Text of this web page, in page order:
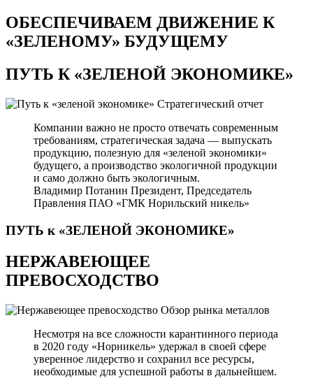
ОБЕСПЕЧИВАЕМ ДВИЖЕНИЕ К
«ЗЕЛЕНОМУ» БУДУЩЕМУ
ПУТЬ К«ЗЕЛЕНОЙ ЭКОНОМИКЕ»
Стратегический отчет
Компании важно не просто отвечать современным
требованиям, стратегическая задача — выпускать
продукцию, полезную для «зеленой экономики»
будущего, а производство экологичной продукции
и само должно быть экологичным.
Владимир Потанин Президент, Председатель
Правления ПАО «ГМК Норильский никель»
ПУТЬ к «ЗЕЛЕНОЙ ЭКОНОМИКЕ»
НЕРЖАВЕЮЩЕЕ
ПРЕВОСХОДСТВО
Обзор рынка металлов
Несмотря на все сложности карантинного периода
в 2020 году «Норникель» удержал в своей сфере
уверенное лидерство и сохранил все ресурсы,
необходимые для успешной работы в дальнейшем.